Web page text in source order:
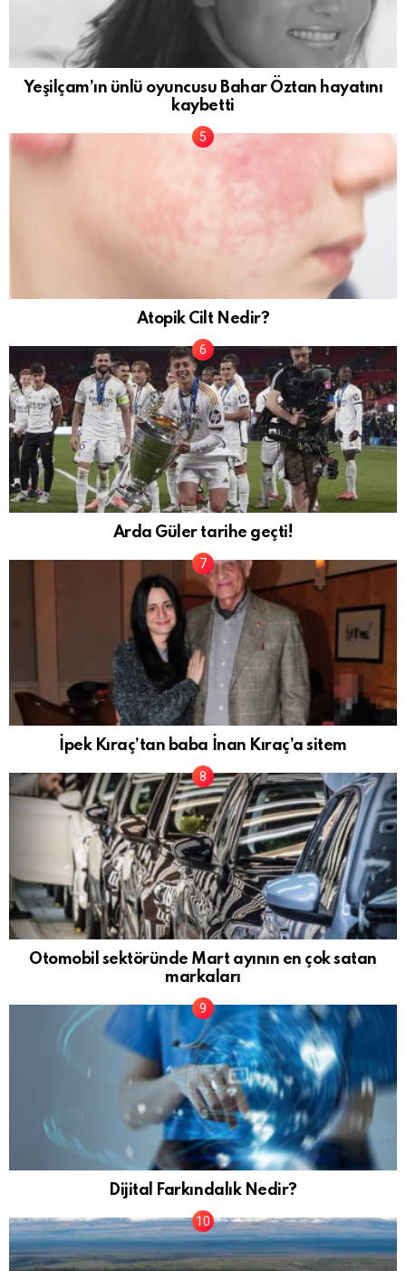
Yeşilçam’ın ünlü oyuncusu Bahar Öztan hayatını
kaybetti
Atopik Cilt Nedir?
Arda Güler tarihe geçti!
İpek Kıraç’tan baba İnan Kıraç’a sitem
Otomobil sektöründe Mart ayının en çok satan
markaları
Dijital Farkındalık Nedir?